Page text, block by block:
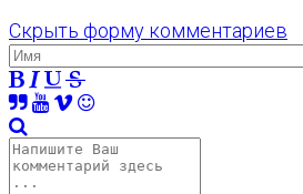
Скрыть форму комментариев